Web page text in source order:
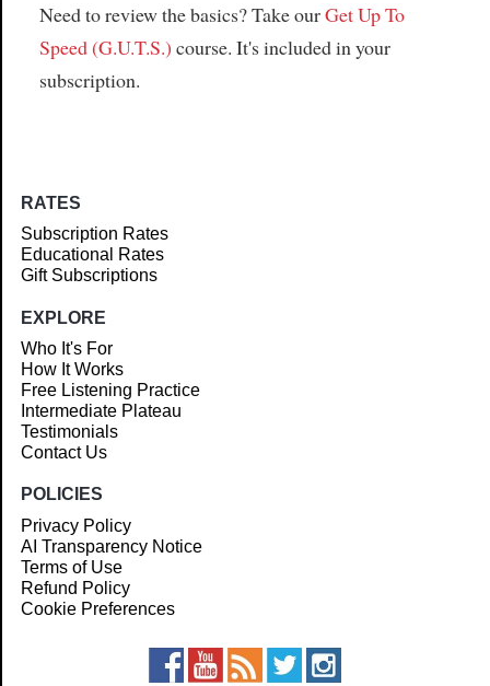
Need to review the basics? Take ourGet Up To
Speed (G.U.T.S.) course. It's included in your
subscription.
RATES
Subscription Rates
Educational Rates
Gift Subscriptions
EXPLORE
Who It's For
How It Works
Free Listening Practice
Intermediate Plateau
Testimonials
Contact Us
POLICIES
Privacy Policy
AI Transparency Notice
Terms of Use
Refund Policy
Cookie Preferences